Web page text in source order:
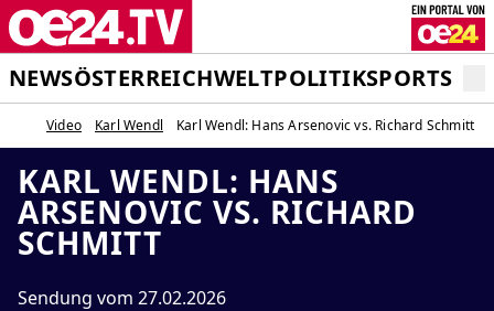
NEWSÖSTERREICHWELTPOLITIKSPORT
Video Karl Wendl Karl Wendl: Hans Arsenovic vs. Richard Schmitt
KARL WENDL: HANS
ARSENOVIC VS. RICHARD
SCHMITT
Sendung vom 27.02.2026